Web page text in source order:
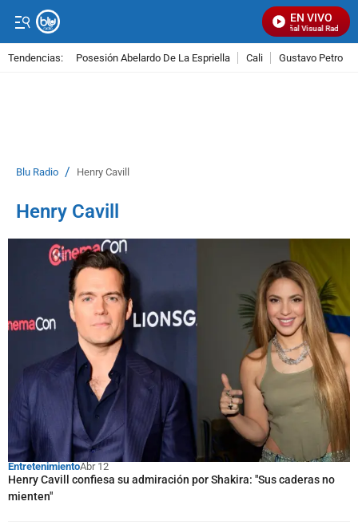
EN VIVO
Señal Visual Radio
Tendencias: Posesión Abelardo De La Espriella Cali Gustavo Petro
Blu Radio / Henry Cavill
Henry Cavill
EntretenimientoAbr 12
Henry Cavill confiesa su admiración por Shakira: "Sus caderas no
mienten"